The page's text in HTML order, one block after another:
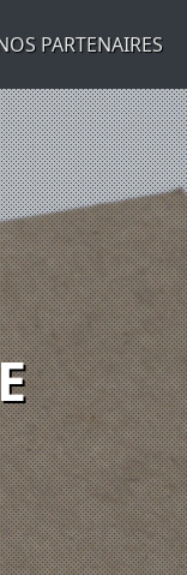
PARTENAIRES